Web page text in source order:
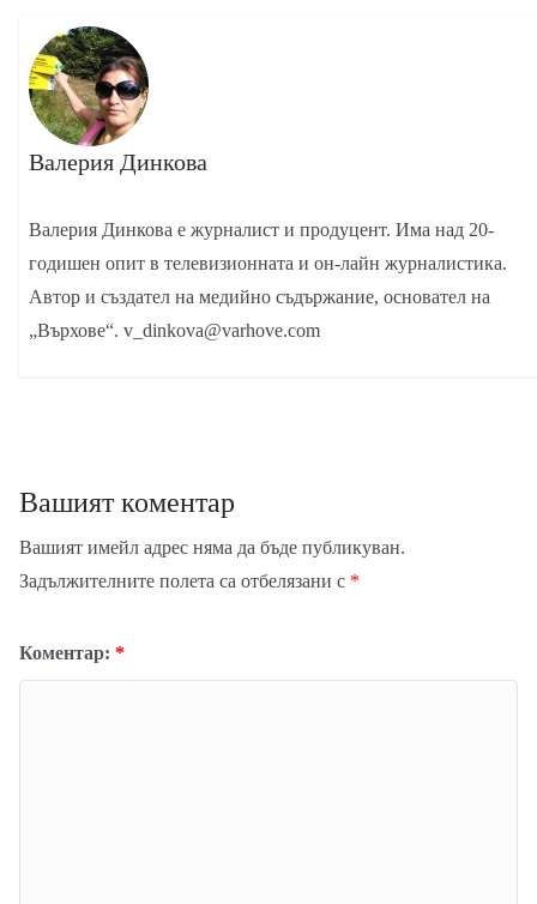
Валерия Динкова
Валерия Динкова е журналист и продуцент. Има над 20-
годишен опит в телевизионната и он-лайн журналистика.
Автор и създател на медийно съдържание, основател на
„Върхове“. v_dinkova@varhove.com
Вашият коментар
Вашият имейл адрес няма да бъде публикуван.
Задължителните полета са отбелязани с *
Коментар: *